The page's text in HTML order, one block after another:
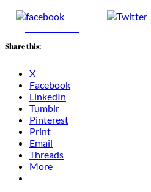
Share this:
X
Facebook
LinkedIn
Tumblr
Pinterest
Print
Email
Threads
More